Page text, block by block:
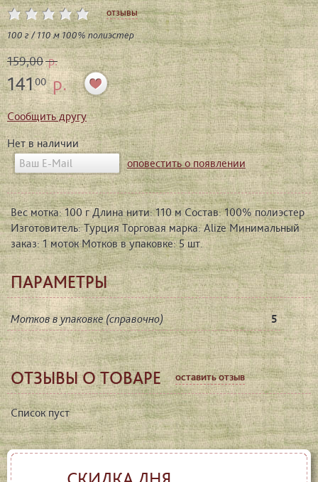
отзывы
100 г / 110 м 100% полиэстер
159,00р.
14100р.
Сообщить другу
Нет в наличии
оповестить о появлении
Вес мотка: 100 г Длина нити: 110 м Состав: 100% полиэстер
Изготовитель: Турция Торговая марка: Alize Минимальный
заказ: 1 моток Мотков в упаковке: 5 шт.
ПАРАМЕТРЫ
Мотков в упаковке (справочно) 5
ОТЗЫВЫ О ТОВАРЕ оставить отзыв
Список пуст